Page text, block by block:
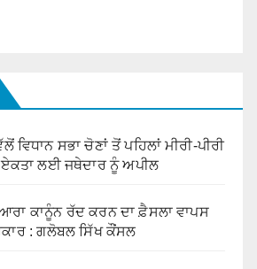
ਸਭਾ ਚੋਣਾਂ ਤੋਂ ਪਹਿਲਾਂ ਮੀਰੀ-ਪੀਰੀ
ਲਈ ਜਥੇਦਾਰ ਨੂੰ ਅਪੀਲ
ਕਾਨੂੰਨ ਰੱਦ ਕਰਨ ਦਾ ਫ਼ੈਸਲਾ ਵਾਪਸ
: ਗਲੋਬਲ ਸਿੱਖ ਕੌਂਸਲ